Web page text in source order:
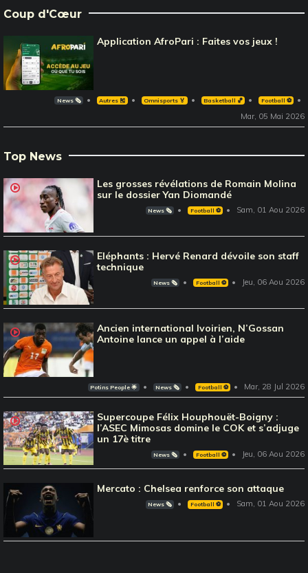
Coup d'Cœur
Application AfroPari : Faites vos jeux !
News 🗞️ Autres 🎽 Omnisports 🏅 Basketball 🏀 Football ⚽️
Mar, 05 Mai 2026
Top News
Les grosses révélations de Romain Molina
sur le dossier Yan Diomandé
News 🗞️ Football ⚽️ Sam, 01 Aou 2026
Eléphants : Hervé Renard dévoile son staff
technique
News 🗞️ Football ⚽️ Jeu, 06 Aou 2026
Ancien international Ivoirien, N’Gossan
Antoine lance un appel à l’aide
Potins People 🌟 News 🗞️ Football ⚽️ Mar, 28 Jul 2026
Supercoupe Félix Houphouët-Boigny :
l’ASEC Mimosas domine le COK et s’adjuge
un 17è titre
News 🗞️ Football ⚽️ Jeu, 06 Aou 2026
Mercato : Chelsea renforce son attaque
News 🗞️ Football ⚽️ Sam, 01 Aou 2026